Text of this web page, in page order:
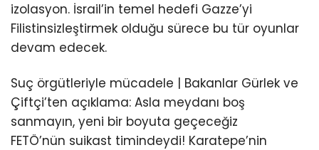
izolasyon. İsrail’in temel hedefi Gazze’yi
Filistinsizleştirmek olduğu sürece bu tür oyunlar
devam edecek.
Suç örgütleriyle mücadele | Bakanlar Gürlek ve
Çiftçi’ten açıklama: Asla meydanı boş
sanmayın, yeni bir boyuta geçeceğiz
FETÖ’nün suikast timindeydi! Karatepe’nin